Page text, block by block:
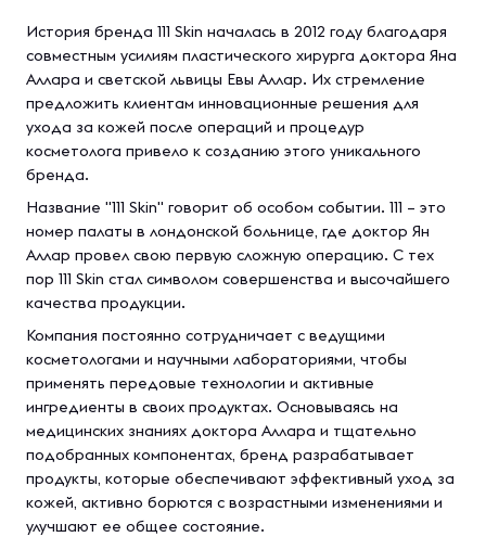
История бренда 111 Skin началась в 2012 году благодаря
совместным усилиям пластического хирурга доктора Яна
Аллара и светской львицы Евы Аллар. Их стремление
предложить клиентам инновационные решения для
ухода за кожей после операций и процедур
косметолога привело к созданию этого уникального
бренда.
Название "111 Skin" говорит об особом событии. 111 – это
номер палаты в лондонской больнице, где доктор Ян
Аллар провел свою первую сложную операцию. С тех
пор 111 Skin стал символом совершенства и высочайшего
качества продукции.
Компания постоянно сотрудничает с ведущими
косметологами и научными лабораториями, чтобы
применять передовые технологии и активные
ингредиенты в своих продуктах. Основываясь на
медицинских знаниях доктора Аллара и тщательно
подобранных компонентах, бренд разрабатывает
продукты, которые обеспечивают эффективный уход за
кожей, активно борются с возрастными изменениями и
улучшают ее общее состояние.